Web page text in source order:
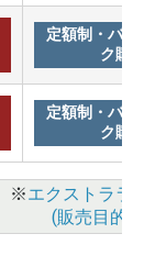
定額制・バリ
ク購
定額制・バリ
ク購
※エクストララ
(販売目的